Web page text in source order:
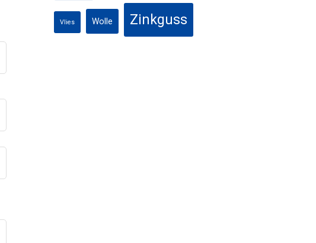
Vlies Wolle Zinkguss